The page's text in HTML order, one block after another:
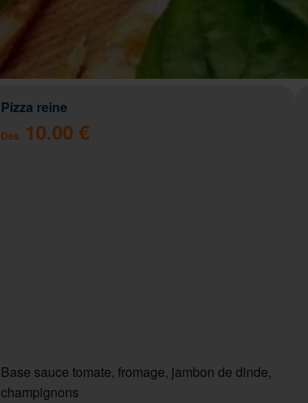
Pizza reine
Dès 10.00 €
Base sauce tomate, fromage, jambon de dinde,
champignons